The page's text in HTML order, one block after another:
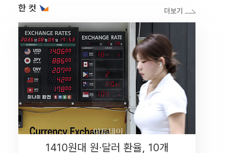
한 컷
1410원대 원·달러 환율, 10개